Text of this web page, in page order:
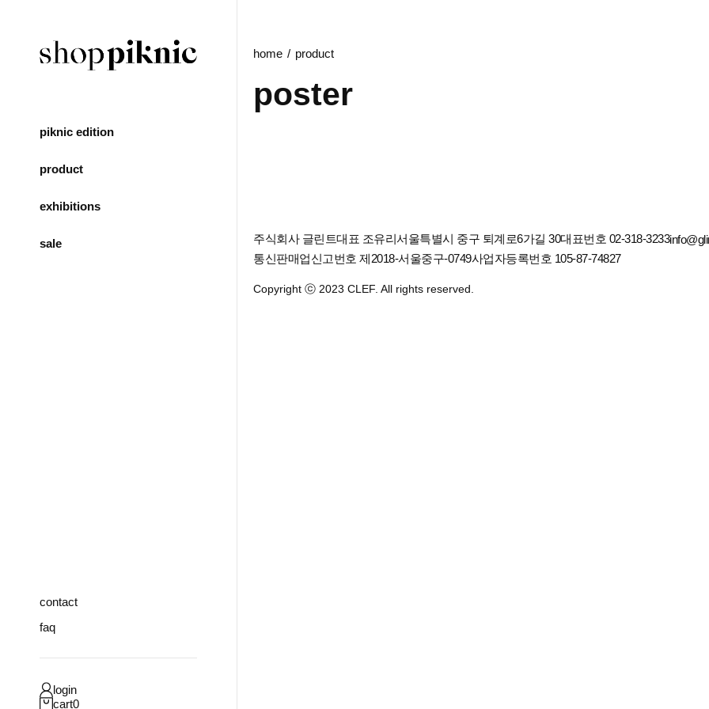
piknic edition
product
exhibitions
sale
contact
faq
login
cart0
home product
poster
주식회사 글린트대표 조유리 서울특별시 중구 퇴계로6가길 30대표번호 02-318-3233
통신판매업신고번호 제2018-서울중구-0749사업자등록번호 105-87-74827
Copyright ⓒ 2023 CLEF. All rights reserved.